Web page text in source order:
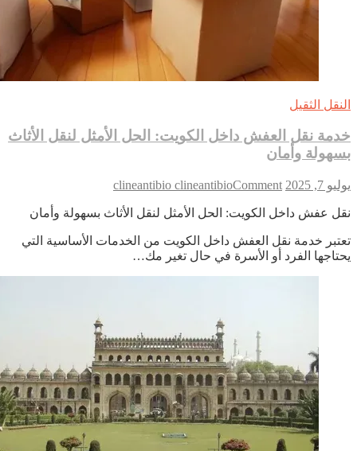
الثقيل
نقل العفش داخل الكويت: الحل الأمثل لنقل الأثاث
وأمان
7, 2025
clineantibio clineantibioComment
on
نقل
داخل
الحل
الأثاث
بسهولة
وأمان
عفش داخل الكويت: الحل الأمثل لنقل الأثاث بسهولة وأمان
خدمة نقل العفش داخل الكويت من الخدمات الأساسية التي
الفرد أو الأسرة في حال تغير مك…